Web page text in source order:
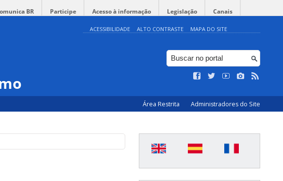
BR Participe Acesso à informação Legislação Canais
ACESSIBILIDADE ALTO CONTRASTE MAPA DO SITE
Área Restrita Administradores do Site